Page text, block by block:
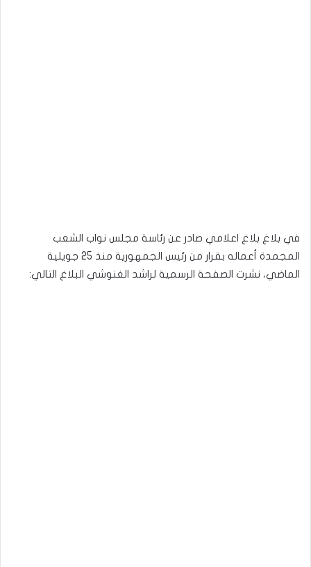
في بلاغ بلاغ اعلامي صادر عن رئاسة مجلس نواب الشعب
المجمدة أعماله بقرار من رئيس الجمهورية منذ 25 جويلية
الماضي، نشرت الصفحة الرسمية لراشد الغنوشي البلاغ التالي: